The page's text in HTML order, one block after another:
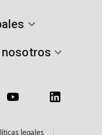
legales